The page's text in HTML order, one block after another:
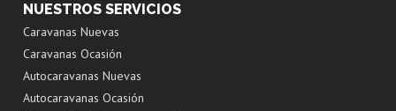
NUESTROS SERVICIOS
Caravanas Nuevas
Caravanas Ocasión
Autocaravanas Nuevas
Autocaravanas Ocasión